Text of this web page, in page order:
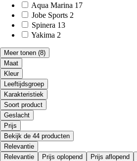
Aqua Marina 17
Jobe Sports 2
Spinera 13
Yakima 2
Meer tonen (8)
Maat
Kleur
Leeftijdsgroep
Karakteristiek
Soort product
Geslacht
Prijs
Bekijk de 44 producten
Relevantie
Relevantie
Prijs oplopend Prijs aflopend